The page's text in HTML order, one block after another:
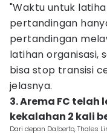
"Waktu untuk
pertandingan
pertandingan
latihan organisasi,
bisa stop transisi
jelasnya.
3. Arema FC
kekalahan 2 kali
Dari depan Dalberto, Thales